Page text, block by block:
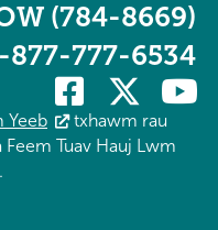
(784-8669)
877-777-6534
Yeeb
txhawm rau
Tuav Hauj Lwm